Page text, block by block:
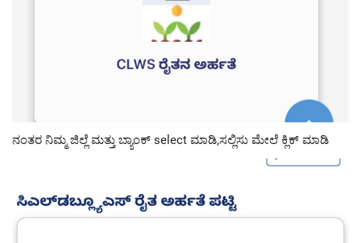
ನಂತರ ನಿಮ್ಮ ಜಿಲ್ಲೆ ಮತ್ತು ಬ್ಯಾಂಕ್ select ಮಾಡಿ,ಸಲ್ಲಿಸು ಮೇಲೆ ಕ್ಲಿಕ್ ಮಾಡಿ